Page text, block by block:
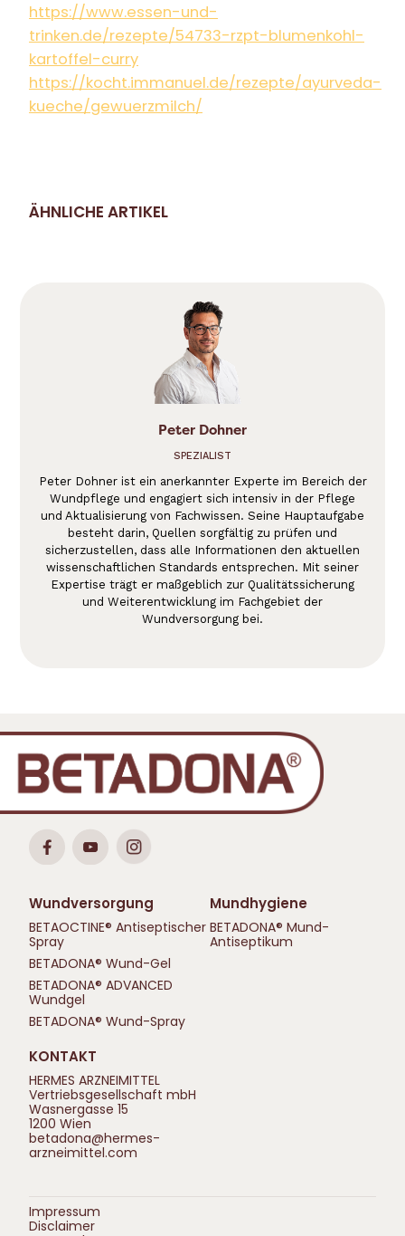
ÄHNLICHE ARTIKEL
https://www.essen-und-
trinken.de/rezepte/54733-rzpt-blumenkohl-
kartoffel-curry
https://kocht.immanuel.de/rezepte/ayurveda-
kueche/gewuerzmilch/
Peter Dohner
SPEZIALIST
Peter Dohner ist ein anerkannter Experte im Bereich der
Wundpflege und engagiert sich intensiv in der Pflege
und Aktualisierung von Fachwissen. Seine Hauptaufgabe
besteht darin, Quellen sorgfältig zu prüfen und
sicherzustellen, dass alle Informationen den aktuellen
wissenschaftlichen Standards entsprechen. Mit seiner
Expertise trägt er maßgeblich zur Qualitätssicherung
und Weiterentwicklung im Fachgebiet der
Wundversorgung bei.
Wundversorgung
BETAOCTINE® Antiseptischer
Spray
BETADONA® Wund-Gel
BETADONA® ADVANCED
Wundgel
BETADONA® Wund-Spray
Mundhygiene
BETADONA® Mund-
Antiseptikum
KONTAKT
HERMES ARZNEIMITTEL
Vertriebsgesellschaft mbH
Wasnergasse 15
1200 Wien
betadona@hermes-
arzneimittel.com
Impressum
Disclaimer